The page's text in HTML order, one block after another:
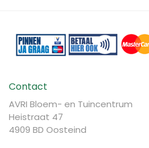
Contact
AVRI Bloem- en Tuincentrum
Heistraat 47
4909 BD Oosteind